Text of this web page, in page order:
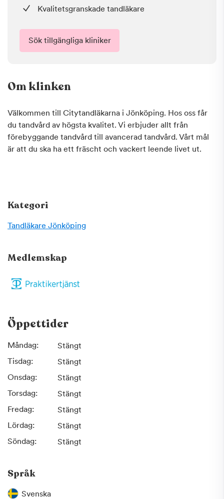
Kvalitetsgranskade tandläkare
Sök tillgängliga kliniker
Om klinken
Välkommen till Citytandläkarna i Jönköping. Hos oss får
du tandvård av högsta kvalitet. Vi erbjuder allt från
förebyggande tandvård till avancerad tandvård. Vårt mål
är att du ska ha ett fräscht och vackert leende livet ut.
Kategori
Tandläkare Jönköping
Medlemskap
Öppettider
Måndag:
Stängt
Tisdag:
Stängt
Onsdag:
Stängt
Torsdag:
Stängt
Fredag:
Stängt
Lördag:
Stängt
Söndag:
Stängt
Språk
Svenska